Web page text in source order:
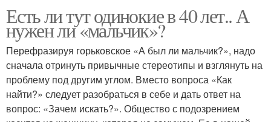
Есть ли тут одинокие в 40 лет.. А
нужен ли «мальчик»?
Перефразируя горьковское «А был ли мальчик?», надо
сначала отринуть привычные стереотипы и взглянуть на
проблему под другим углом. Вместо вопроса «Как
найти?» следует разобраться в себе и дать ответ на
вопрос: «Зачем искать?». Общество с подозрением